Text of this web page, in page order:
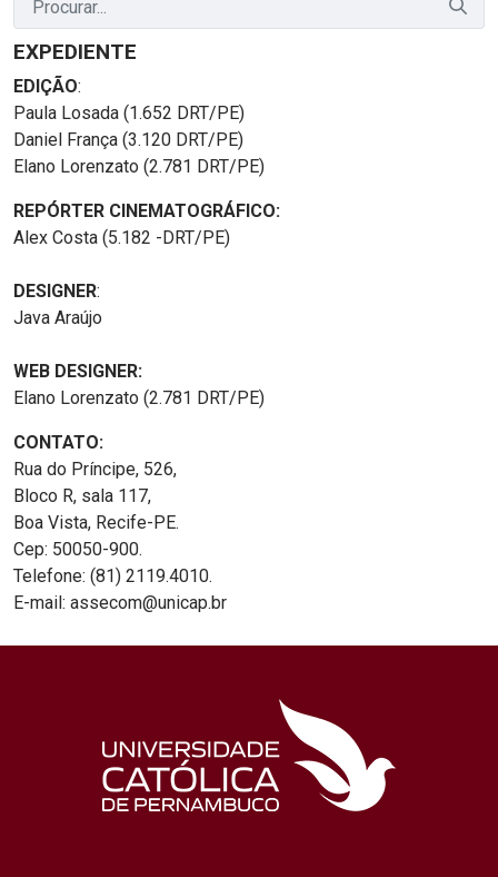
EXPEDIENTE
EDIÇÃO:
Paula Losada (1.652 DRT/PE)
Daniel França (3.120 DRT/PE)
Elano Lorenzato (2.781 DRT/PE)
REPÓRTER CINEMATOGRÁFICO:
Alex Costa (5.182 -DRT/PE)
DESIGNER:
Java Araújo
WEB DESIGNER:
Elano Lorenzato (2.781 DRT/PE)
CONTATO:
Rua do Príncipe, 526,
Bloco R, sala 117,
Boa Vista, Recife-PE.
Cep: 50050-900.
Telefone: (81) 2119.4010.
E-mail: assecom@unicap.br